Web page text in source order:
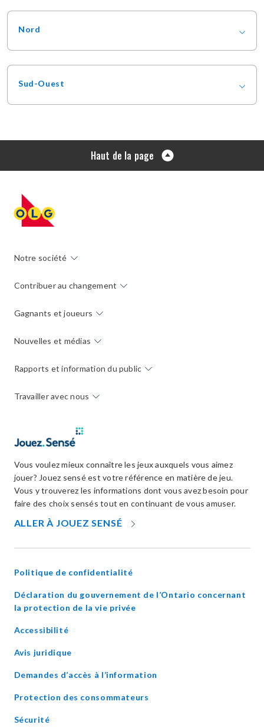
Nord
Sud-Ouest
Haut de la page
Notre société
Contribuer au changement
Gagnants et joueurs
Nouvelles et médias
Rapports et information du public
Travailler avec nous
Vous voulez mieux connaître les jeux auxquels vous aimez
jouer? Jouez sensé est votre référence en matière de jeu.
Vous y trouverez les informations dont vous avez besoin pour
faire des choix sensés tout en continuant de vous amuser.
ALLER À JOUEZ SENSÉ
NEW
Politique de confidentialité
Déclaration du gouvernement de l’Ontario concernant
la protection de la vie privéeopens
Accessibilité
Avis juridique
Demandes d’accès à l’information
Protection des consommateurs
Sécurité